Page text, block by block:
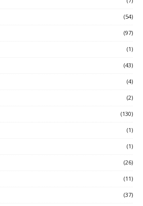
(54)
(97)
(1)
(43)
(4)
(2)
(130)
(1)
(1)
(26)
(11)
(37)